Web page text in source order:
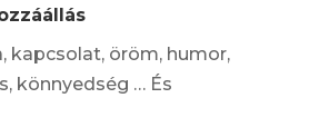
kapcsolat, öröm, humor,
könnyedség … És